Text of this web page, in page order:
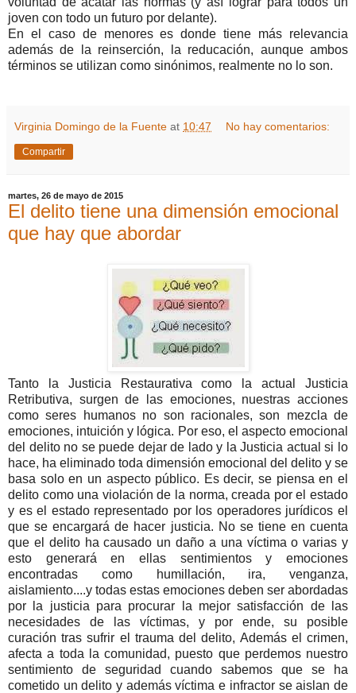
joven con todo un futuro por delante).
En el caso de menores es donde tiene más relevancia
además de la reinserción, la reducación, aunque ambos
términos se utilizan como sinónimos, realmente no lo son.
Virginia Domingo de la Fuente at 10:47 No hay comentarios:
Compartir
martes, 26 de mayo de 2015
El delito tiene una dimensión emocional
que hay que abordar
Tanto la Justicia Restaurativa como la actual Justicia
Retributiva, surgen de las emociones, nuestras acciones
como seres humanos no son racionales, son mezcla de
emociones, intuición y lógica. Por eso, el aspecto emocional
del delito no se puede dejar de lado y la Justicia actual si lo
hace, ha eliminado toda dimensión emocional del delito y se
basa solo en un aspecto público. Es decir, se piensa en el
delito como una violación de la norma, creada por el estado
y es el estado representado por los operadores jurídicos el
que se encargará de hacer justicia. No se tiene en cuenta
que el delito ha causado un daño a una víctima o varias y
esto generará en ellas sentimientos y emociones
encontradas como humillación, ira, venganza,
aislamiento....y todas estas emociones deben ser abordadas
por la justicia para procurar la mejor satisfacción de las
necesidades de las víctimas, y por ende, su posible
curación tras sufrir el trauma del delito, Además el crimen,
afecta a toda la comunidad, puesto que perdemos nuestro
sentimiento de seguridad cuando sabemos que se ha
cometido un delito y además víctima e infractor se aislan de